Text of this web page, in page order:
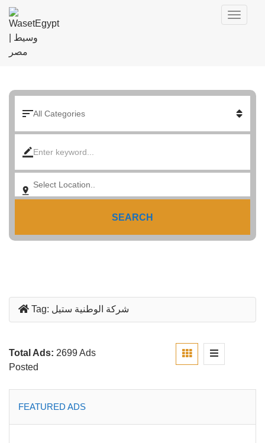
SEARCH
Tag: شركة الوطنية ستيل
Total Ads: 2699 Ads
Posted
FEATURED ADS